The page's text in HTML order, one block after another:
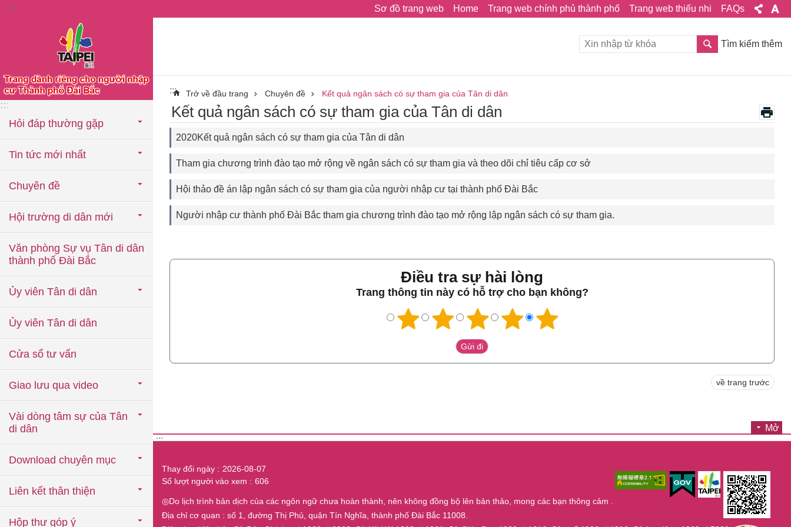
Chuyển đến khối nội dung chính
::: Sơ đồ trang web Home Trang web chính phủ thành phố Trang web thiếu nhi FAQs
:::
Hỏi đáp thường gặp
Tin tức mới nhất
Chuyên đề
Hội trường di dân mới
Văn phòng Sự vụ Tân di dân
thành phố Đài Bắc
Ủy viên Tân di dân
Ủy viên Tân di dân
Cửa sổ tư vấn
Giao lưu qua video
Vài dòng tâm sự của Tân
di dân
Download chuyên mục
Liên kết thân thiện
Hộp thư góp ý
Tìm kiếm thêm
::: Trở về đầu trang Chuyên đề Kết quả ngân sách có sự tham gia của Tân di dân
Kết quả ngân sách có sự tham gia của Tân di dân
2020Kết quả ngân sách có sự tham gia của Tân di dân
Tham gia chương trình đào tạo mở rộng về ngân sách có sự tham gia và theo dõi chỉ tiêu cấp cơ sở
Hội thảo đề án lập ngân sách có sự tham gia của người nhập cư tại thành phố Đài Bắc
Người nhập cư thành phố Đài Bắc tham gia chương trình đào tạo mở rộng lập ngân sách có sự tham gia.
Điều tra sự hài lòng
Trang thông tin này có hỗ trợ cho bạn không?
về trang trước
Mở
:::
Thay đổi ngày
2026-08-07
Số lượt người vào xem
606
◎Do lịch trình bản dịch của các ngôn ngữ chưa hoàn thành, nên không đồng bộ lên bản thảo, mong các bạn thông cảm .
Địa chỉ cơ quan : số 1, đường Thị Phủ, quận Tín Nghĩa, thành phố Đài Bắc 11008.